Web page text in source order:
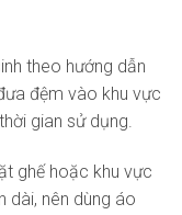
theo hướng dẫn
đệm vào khu vực
gian sử dụng.
ghế hoặc khu vực
dài, nên dùng áo